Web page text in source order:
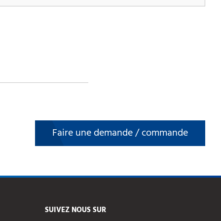
Faire une demande / commande
SUIVEZ NOUS SUR